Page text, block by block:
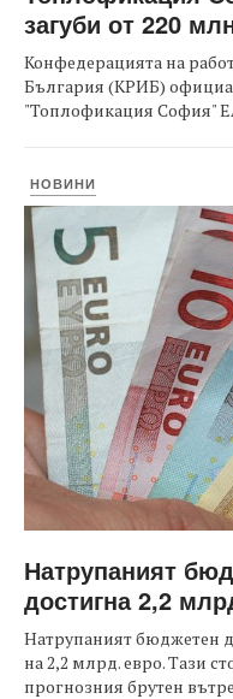
загуби от 220
Конфедерацията на
България (КРИБ)
"Топлофикация София"
НОВИНИ
Натрупаният
достигна 2,2
Натрупаният бюджетен
на 2,2 млрд. евро. Тази
прогнозния брутен